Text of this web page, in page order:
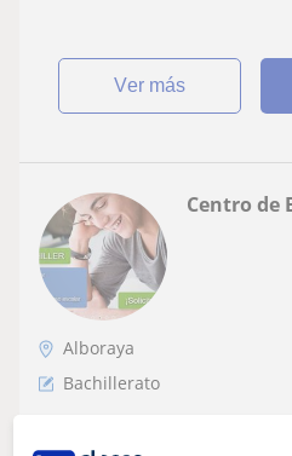
ver más
Centro de
Alboraya
Bachillerato